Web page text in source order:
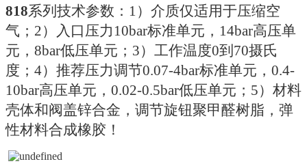
818系列技术参数 ：1）介质仅适用于压缩空
气；2）入口压力10bar标准单元，14bar高压单
元，8bar低压单元；3）工作温度0到70摄氏
度；4）推荐压力调节0.07-4bar标准单元，0.4-
10bar高压单元，0.02-0.5bar低压单元；5）材料
壳体和阀盖锌合金，调节旋钮聚甲醛树脂，弹
性材料合成橡胶！